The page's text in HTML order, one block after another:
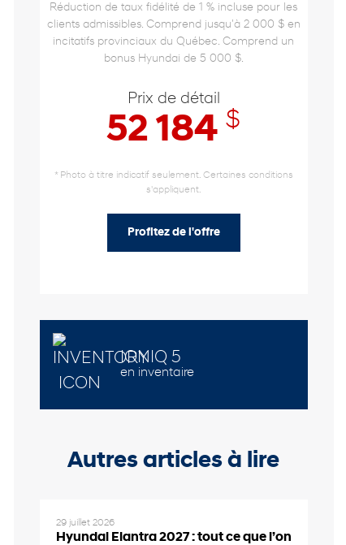
Réduction de taux fidélité de 1 % incluse pour les
clients admissibles. Comprend jusqu'à 2 000 $ en
incitatifs provinciaux du Québec. Comprend un
bonus Hyundai de 5 000 $.
Prix de détail
52 184 $
* Photo à titre indicatif seulement. Certaines conditions
s'appliquent.
Profitez de l'offre
IONIQ 5
en inventaire
Autres articles à lire
29 juillet 2026
Hyundai Elantra 2027 : tout ce que l’on